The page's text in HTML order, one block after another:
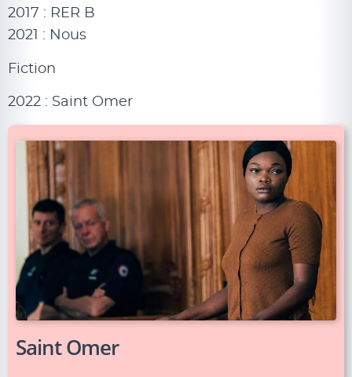
2017 : RER B
2021 : Nous
Fiction
2022 : Saint Omer
Saint Omer